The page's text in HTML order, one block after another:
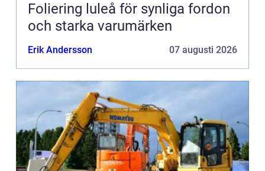
Foliering luleå för synliga fordon
och starka varumärken
Erik Andersson 07 augusti 2026